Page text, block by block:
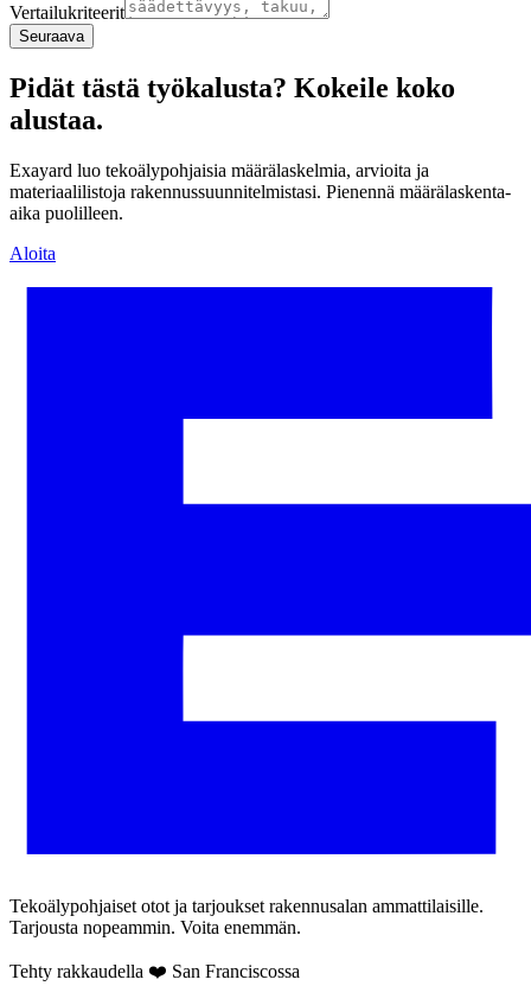
Vertailukriteerit
Seuraava
Pidät tästä työkalusta? Kokeile koko
alustaa.
Exayard luo tekoälypohjaisia määrälaskelmia, arvioita ja
materiaalilistoja rakennussuunnitelmistasi. Pienennä määrälaskenta-
aika puolilleen.
Aloita
Tekoälypohjaiset otot ja tarjoukset rakennusalan ammattilaisille.
Tarjousta nopeammin. Voita enemmän.
Tehty rakkaudella ❤️ San Franciscossa